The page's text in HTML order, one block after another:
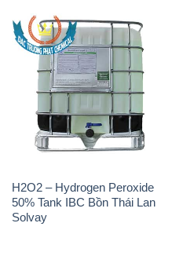
H2O2 – Hydrogen Peroxide
50% Tank IBC Bồn Thái Lan
Solvay